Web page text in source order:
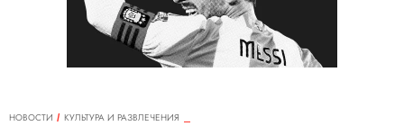
НОВОСТИ
КУЛЬТУРА И РАЗВЛЕЧЕНИЯ